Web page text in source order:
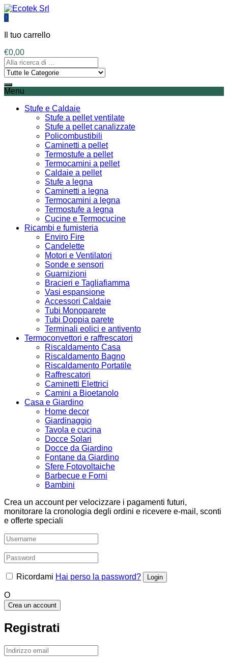
0
Il tuo carrello
€0,00
Menu
Stufe e Caldaie
Stufe a pellet ventilate
Stufe a pellet canalizzate
Policombustibili
Caminetti a pellet
Termostufe a pellet
Termocamini a pellet
Caldaie a pellet
Stufe a legna
Caminetti a legna
Termocamini a legna
Termostufe a legna
Cucine e Termocucine
Ricambi e fumisteria
Enviro Fire
Candelette
Motori e Ventilatori
Sonde e sensori
Guarnizioni
Bracieri e Tagliafiamma
Vasi espansione
Accessori Caldaie
Tubi Monoparete
Tubi Doppia parete
Terminali eolici e antivento
Termoconvettori e raffrescatori
Riscaldamento Casa
Riscaldamento Bagno
Riscaldamento Portatile
Raffrescatori
Caminetti Elettrici
Camini a Bioetanolo
Casa e Giardino
Home decor
Giardinaggio
Tavola e cucina
Docce Solari
Docce da Giardino
Fontane da Giardino
Sfere Fotovoltaiche
Barbecue e Forni
Bambini
Crea un account per velocizzare i pagamenti futuri,
monitorare la cronologia degli ordini e ricevere e-mail, sconti
e offerte speciali
Ricordami Hai perso la password?
O
Crea un account
Registrati